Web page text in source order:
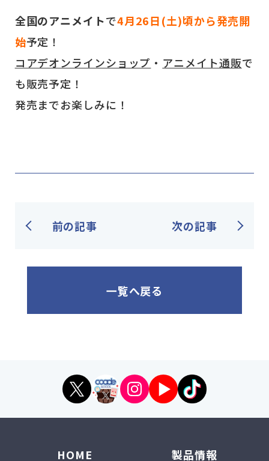
全国のアニメイトで4月26日(土)頃から発売開
始予定！
コアデオンラインショップ ・ アニメイト通販で
も販売予定！
発売までお楽しみに！
前の記事
一覧へ戻る
次の記事
HOME 製品情報